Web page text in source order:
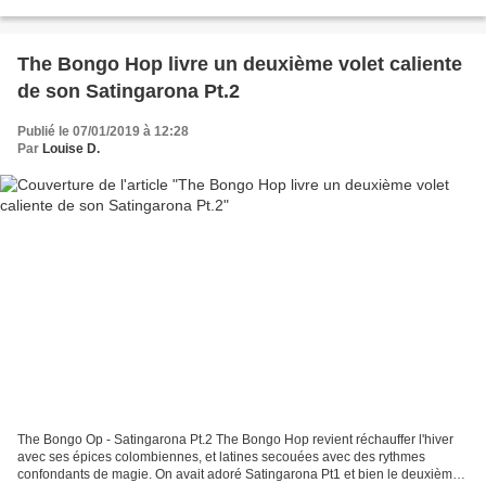
The Bongo Hop livre un deuxième volet caliente
de son Satingarona Pt.2
Publié le 07/01/2019 à 12:28
Par Louise D.
The Bongo Op - Satingarona Pt.2 The Bongo Hop revient réchauffer l'hiver
avec ses épices colombiennes, et latines secouées avec des rythmes
confondants de magie. On avait adoré Satingarona Pt1 et bien le deuxième